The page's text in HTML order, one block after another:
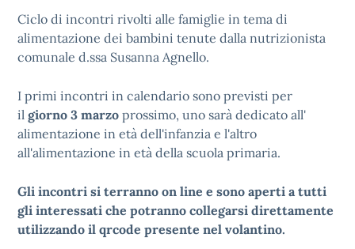
Ciclo di incontri rivolti alle famiglie in tema di
alimentazione dei bambini tenute dalla nutrizionista
comunale d.ssa Susanna Agnello.
I primi incontri in calendario sono previsti per
il giorno 3 marzo prossimo, uno sarà dedicato all'
alimentazione in età dell'infanzia e l'altro
all'alimentazione in età della scuola primaria.
Gli incontri si terranno on line e sono aperti a tutti
gli interessati che potranno collegarsi direttamente
utilizzando il qrcode presente nel volantino.